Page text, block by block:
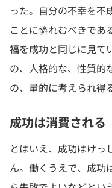
った。自分の不幸を不
ことに憐れむべきであ
福を成功と同じに見て
の、人格的な、性質的
の、量的に考えられ得
成功は消費される
とはいえ、成功はけっ
ん。働くうえで、成功